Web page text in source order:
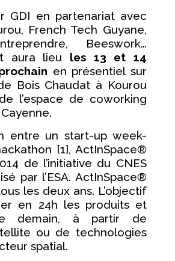
GDI en partenariat avec
French Tech Guyane,
Beeswork…
aura lieu les 13 et 14
en présentiel sur
Bois Chaudat à Kourou
l’espace de coworking
entre un start-up week-
[1], ActInSpace®
de l’initiative du CNES
par l’ESA. ActInSpace®
les deux ans. L’objectif
en 24h les produits et
demain, à partir de
ou de technologies
spatial.